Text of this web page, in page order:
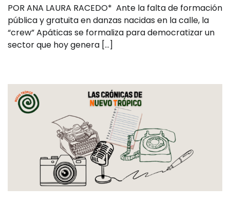
POR ANA LAURA RACEDO* Ante la falta de formación
pública y gratuita en danzas nacidas en la calle, la
“crew” Apáticas se formaliza para democratizar un
sector que hoy genera […]